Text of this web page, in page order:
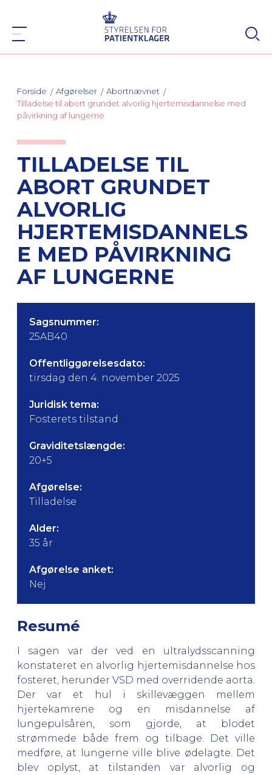
Forside Afgørelser
Abortnævnet
Tilladelse til abort grundet alvorlig hjertemisdannelse med
påvirkning af lungerne
TILLADELSE TIL
ABORT GRUNDET
ALVORLIG
HJERTEMISDANNELS
E MED PÅVIRKNING
AF LUNGERNE
Sagsnummer:
25AB40
Offentliggørelsesdato:
tirsdag den 4. november 2025
Juridisk tema:
Fosterets tilstand
Graviditetslængde:
20+5
Afgørelse:
Tilladelse
Alder:
35 år
Afgørelse anket:
Nej
Resumé
I sagen var der ved en ultralydsscanning
konstateret en alvorlig hjertemisdannelse hos
fosteret, herunder VSD med overridende aorta.
Der var et hul i skillevæggen mellem
hjertekamrene og en misdannelse af
lungepulsåren, som gjorde, at blodet
strømmede både frem og tilbage. Det ville
medføre, at lungerne ville blive ødelagte. Det
blev oplyst, at tilstanden var alvorlig og